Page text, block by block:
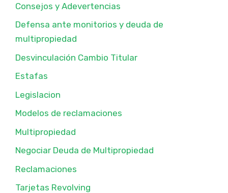
Consejos y Adevertencias
Defensa ante monitorios y deuda de
multipropiedad
Desvinculación Cambio Titular
Estafas
Legislacion
Modelos de reclamaciones
Multipropiedad
Negociar Deuda de Multipropiedad
Reclamaciones
Tarjetas Revolving